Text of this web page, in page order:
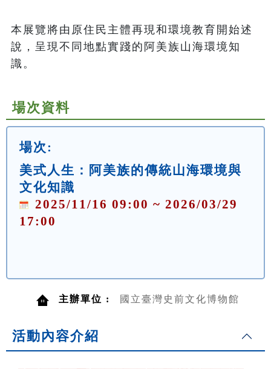
本展覽將由原住民主體再現和環境教育開始述
說，呈現不同地點實踐的阿美族山海環境知
識。
場次資料
場次:
美式人生：阿美族的傳統山海環境與
文化知識
2025/11/16 09:00 ~ 2026/03/29
17:00
主辦單位 : 國立臺灣史前文化博物館
活動內容介紹